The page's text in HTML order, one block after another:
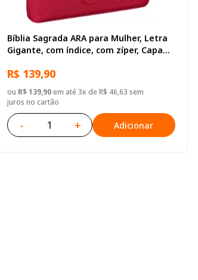
Bíblia Sagrada ARA para Mulher, Letra
Gigante, com índice, com zíper, Capa
R$ 139,90
ou R$ 139,90em até 3x de R$ 46,63 sem
juros no cartão
- + Adicionar